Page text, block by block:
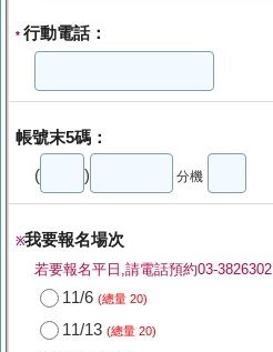
* 行動電話：
帳號末5碼：
( ) 分機
※我要報名場次
若要報名平日,請電話預約03-3826302
11/6 (總量 20)
11/13 (總量 20)